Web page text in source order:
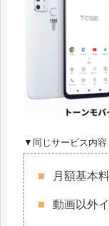
▼同じサービス内容
月額基本
動画以外